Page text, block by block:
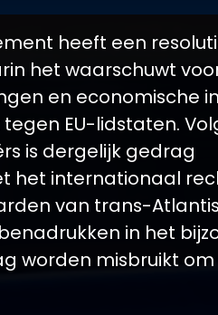
heeft een
het waarschuwt
en economische
EU-lidstaten.
is dergelijk gedrag
het internationaal
van trans-
in het
worden misbruikt om